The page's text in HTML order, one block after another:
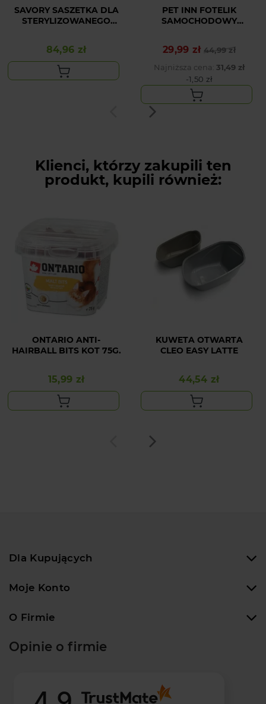
SAVORY SASZETKA DLA
STERYLIZOWANEGO
18x85G
Cena
84,96 zł
PET INN FOTELIK
SAMOCHODOWY
Cena podstawowa
44,99 zł
Cena
29,99 zł
Najniższa cena: 31,49 zł
-1,50 zł
Klienci, którzy zakupili ten
produkt, kupili również:
ONTARIO ANTI-
HAIRBALL BITS KOT 75G.
Cena
15,99 zł
KUWETA OTWARTA
CLEO EASY LATTE
Cena
44,54 zł
Dla Kupujących
Moje Konto
O Firmie
Opinie o firmie